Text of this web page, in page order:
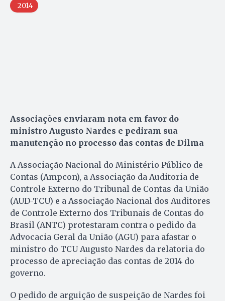
2014
Associações enviaram nota em favor do
ministro Augusto Nardes e pediram sua
manutenção no processo das contas de Dilma
A Associação Nacional do Ministério Público de
Contas (Ampcon), a Associação da Auditoria de
Controle Externo do Tribunal de Contas da União
(AUD-TCU) e a Associação Nacional dos Auditores
de Controle Externo dos Tribunais de Contas do
Brasil (ANTC) protestaram contra o pedido da
Advocacia Geral da União (AGU) para afastar o
ministro do TCU Augusto Nardes da relatoria do
processo de apreciação das contas de 2014 do
governo.
O pedido de arguição de suspeição de Nardes foi